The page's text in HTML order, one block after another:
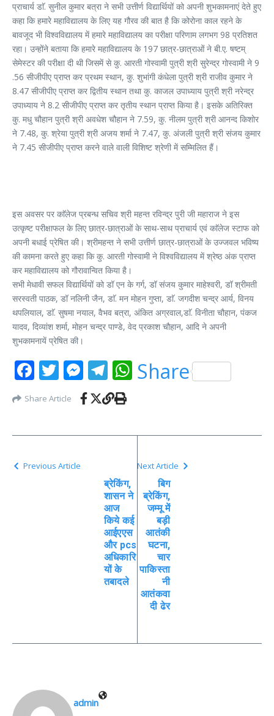
प्राचार्य डाॅ. सुनील कुमार बत्रा ने सभी उत्तीर्ण विद्यार्थियों को अपनी शुभकामनाएं देते हुए
कहा कि हमारे महाविद्यालय के लिए यह गौरव की बात है कि कोरोना काल रहने के
बावजूद भी विश्वविद्यालय में हमारे महाविद्यालय का परीक्षा परिणाम लगभग 98 प्रतिशत
रहा। उन्होंने बताया कि हमारे महाविद्यालय के 197 छात्र-छात्राओं ने बी.ए. षष्टम्
सेमेस्टर की परीक्षा दी थी जिसमें से कु. आरती गोस्वामी पुत्री श्री सुरेन्द्र गोस्वामी ने 9
.56 सीजीपीए प्राप्त कर प्रथम स्थान, कु. शुभांगी कंधेला पुत्री श्री राजीव कुमार ने
8.47 सीजीपीए प्राप्त कर द्वितीय स्थान तथा कु. काजल उपाध्याय पुत्री श्री नरेन्द्र
उपाध्याय ने 8.2 सीजीपीए प्राप्त कर तृतीय स्थान प्राप्त किया है। इसके अतिरिक्त
कु. मधु चौहान पुत्री श्री अवधेश चौहान ने 7.59, कु. नीलम पुत्री श्री आनन्द किशोर
ने 7.48, कु. श्रेया पुत्री श्री अजय शर्मा ने 7.47, कु. अंजली पुत्री श्री संजय कुमार
ने 7.45 सीजीपीए प्राप्त करने वाले वाली विशिष्ट श्रेणी में सम्मिलित हैं।
इस अवसर पर काॅलेज प्रबन्ध सचिव श्री महन्त रविन्द्र पुरी जी महाराज ने इस
उत्कृष्ट परीक्षाफल के लिए छात्र-छात्राओं के साथ-साथ प्राचार्य एवं काॅलेज स्टाफ को
अपनी बधाई प्रेषित की। श्रीमहन्त ने सभी उत्तीर्ण छात्र-छात्राओं के उज्जवल भविष्य
की कामना करते हुए कहा कि कु. आरती गोस्वामी ने विश्वविद्यालय में श्रेष्ठ अंक प्राप्त
कर महाविद्यालय को गौरावान्वित किया है।
सभी मेधावी सफल विद्यार्थियों को डॉ एन के गर्ग, डॉ संजय कुमार माहेश्वरी, डॉ श्रीमती
सरस्वती पाठक, डॉ नलिनी जैन, डाॅ. मन मोहन गुप्ता, डाॅ. जगदीश चन्द्र आर्य, विनय
थपलियाल, डाॅ. सुषमा नयाल, वैभव बत्रा, अंकित अग्रवाल,डाॅ. विनीता चौहान, पंकज
यादव, दिव्यांश शर्मा, मोहन चन्द्र पाण्डे, वेद प्रकाश चौहान, आदि ने अपनी
शुभकामनायें प्रेषित की।
Facebook
Twitter
Messenger
Telegram
WhatsApp
Share
Share Article
Previous Article
ब्रेकिंग,
शासन ने
आज
किये कई
आईएएस
और pcs
अधिकारि
यों के
तबादले
Next Article
बिग
ब्रेकिंग,
जम्मू में
बड़ी
आतंकी
घटना,
चार
पाकिस्ता
नी
आतंकवा
दी ढेर
admin